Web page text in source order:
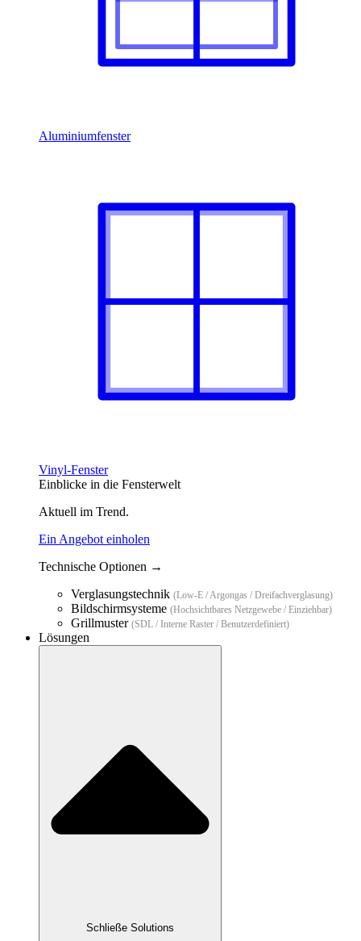
Aluminiumfenster
Vinyl-Fenster
Einblicke in die Fensterwelt
Aktuell im Trend.
Ein Angebot einholen
Technische Optionen →
Verglasungstechnik (Low-E / Argongas / Dreifachverglasung)
Bildschirmsysteme (Hochsichtbares Netzgewebe / Einziehbar)
Grillmuster (SDL / Interne Raster / Benutzerdefiniert)
Lösungen
Schließe Solutions